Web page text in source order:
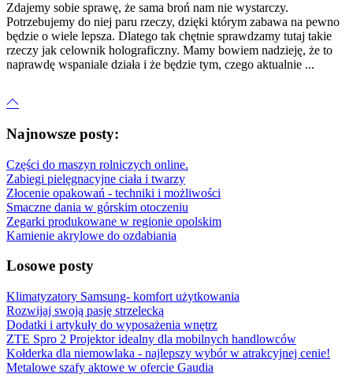
Zdajemy sobie sprawę, że sama broń nam nie wystarczy.
Potrzebujemy do niej paru rzeczy, dzięki którym zabawa na pewno
będzie o wiele lepsza. Dlatego tak chętnie sprawdzamy tutaj takie
rzeczy jak celownik holograficzny. Mamy bowiem nadzieję, że to
naprawdę wspaniale działa i że będzie tym, czego aktualnie ...
Najnowsze posty:
Części do maszyn rolniczych online.
Zabiegi pielęgnacyjne ciała i twarzy
Złocenie opakowań - techniki i możliwości
Smaczne dania w górskim otoczeniu
Zegarki produkowane w regionie opolskim
Kamienie akrylowe do ozdabiania
Losowe posty
Klimatyzatory Samsung- komfort użytkowania
Rozwijaj swoją pasję strzelecką
Dodatki i artykuły do wyposażenia wnętrz
ZTE Spro 2 Projektor idealny dla mobilnych handlowców
Kołderka dla niemowlaka - najlepszy wybór w atrakcyjnej cenie!
Metalowe szafy aktowe w ofercie Gaudia